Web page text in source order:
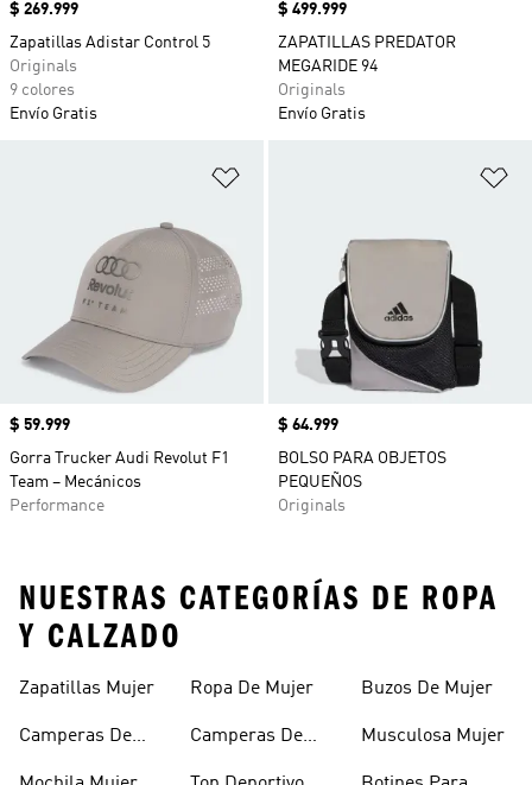
Precio
$ 269.999
Zapatillas Adistar Control 5
Originals
9 colores
Envío Gratis
Precio
$ 499.999
ZAPATILLAS PREDATOR
MEGARIDE 94
Originals
Envío Gratis
Precio
$ 59.999
Gorra Trucker Audi Revolut F1
Team – Mecánicos
Performance
Precio
$ 64.999
BOLSO PARA OBJETOS
PEQUEÑOS
Originals
NUESTRAS CATEGORÍAS DE ROPA
Y CALZADO
Zapatillas Mujer
Camperas De
Ropa De Mujer
Camperas De
Buzos De Mujer
Musculosa Mujer